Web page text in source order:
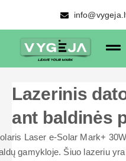
Lazerinis
ant baldinės
Laser e-Solar Mark+
gamykloje. Šiuo lazeriu